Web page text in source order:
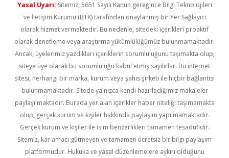
Yasal Uyarı: Sitemiz, 5651 Sayılı Kanun gereğince Bilgi Teknolojileri
ve İletişim Kurumu (BTK) tarafından onaylanmış bir Yer Sağlayıcı
olarak hizmet vermektedir. Bu nedenle, sitedeki içerikleri proaktif
olarak denetleme veya araştırma yükümlülüğümüz bulunmamaktadır.
Ancak, üyelerimiz yazdıkları içeriklerin sorumluluğunu taşımakta olup,
siteye üye olarak bu sorumluluğu kabul etmiş sayılırlar. Bu internet
sitesi, herhangi bir marka, kurum veya şahıs şirketi ile hiçbir bağlantısı
bulunmamaktadır. Sitede yalnızca kendi hazırladığımız makaleler
paylaşılmaktadır. Burada yer alan içerikler haber niteliği taşımamakta
olup, gerçek kurum ve kişiler hakkında paylaşım yapılmamaktadır.
Gerçek kurum ve kişiler ile isim benzerlikleri tamamen tesadüfidir.
Sitemiz, kar amacı gütmeyen ve tamamen ücretsiz bir bilgi paylaşım
platformudur. Hukuka ve yasal düzenlemelere aykırı olduğunu